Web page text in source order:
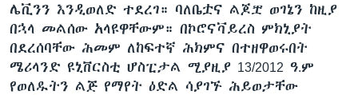
ሌቪንን እንዲወለድ ተደረገ። ባለቤቷና ልጆቿ ወገኔን ከዚያ
በኋላ መልሰው አላዩዋቸውም። በኮሮናቫይረስ ምክኒያት
በደረሰባቸው ሕመም ለከፍተኛ ሕክምና በተዘዋወሩበት
ሜሪላንድ ዩኒቨርስቲ ሆስፒታል ሚያዚያ 13/2012 ዓ.ም
የወለዱትን ልጅ የማየት ዕድል ሳያገኙ ሕይወታቸው